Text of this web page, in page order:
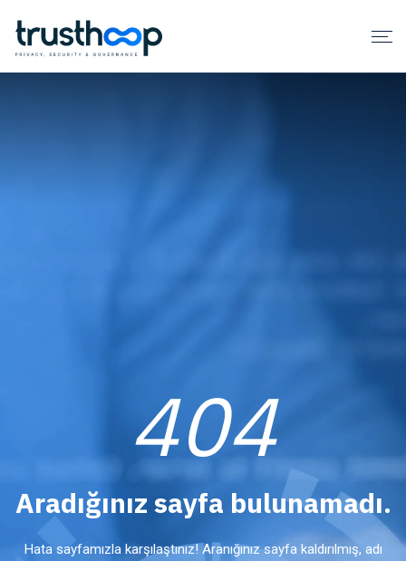
404
Aradığınız sayfa bulunamadı.
Hata sayfamızla karşılaştınız! Aranığınız sayfa kaldırılmış, adı